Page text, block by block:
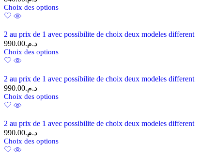
Choix des options
2 au prix de 1 avec possibilite de choix deux modeles different
د.م.990.00
Choix des options
2 au prix de 1 avec possibilite de choix deux modeles different
د.م.990.00
Choix des options
2 au prix de 1 avec possibilite de choix deux modeles different
د.م.990.00
Choix des options